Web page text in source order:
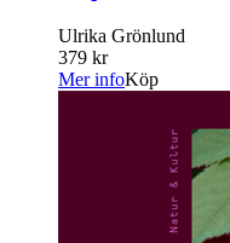
Ulrika Grönlund
379 kr
Mer infoKöp